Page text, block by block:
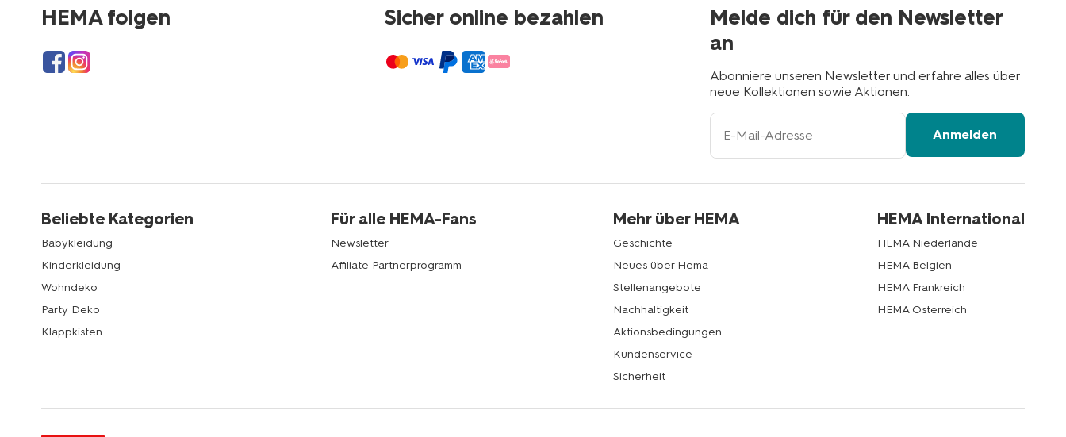
HEMA folgen Sicher online bezahlen
Melde dich für den Newsletter
an
Abonniere unseren Newsletter und erfahre alles über
neue Kollektionen sowie Aktionen.
Ihre
Anmelden
Beliebte Kategorien
Babykleidung
Kinderkleidung
Wohndeko
Party Deko
Klappkisten
Für alle HEMA-Fans
Newsletter
Affiliate Partnerprogramm
Mehr über HEMA
Geschichte
Neues über Hema
Stellenangebote
Nachhaltigkeit
Aktionsbedingungen
Kundenservice
Sicherheit
HEMA International
HEMA Niederlande
HEMA Belgien
HEMA Frankreich
HEMA Österreich